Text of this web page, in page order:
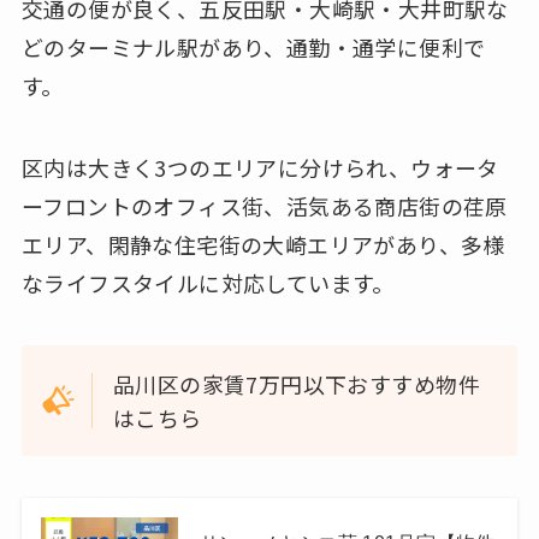
交通の便が良く、五反田駅・大崎駅・大井町駅な
どのターミナル駅があり、通勤・通学に便利で
す。
区内は大きく3つのエリアに分けられ、ウォータ
ーフロントのオフィス街、活気ある商店街の荏原
エリア、閑静な住宅街の大崎エリアがあり、多様
なライフスタイルに対応しています。
品川区の家賃7万円以下おすすめ物件
はこちら